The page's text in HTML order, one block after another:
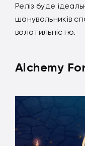
Реліз буде
шанувальників
волатильністю.
Alchemy